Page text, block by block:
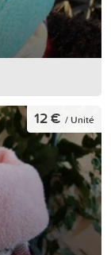
12 € / Unité